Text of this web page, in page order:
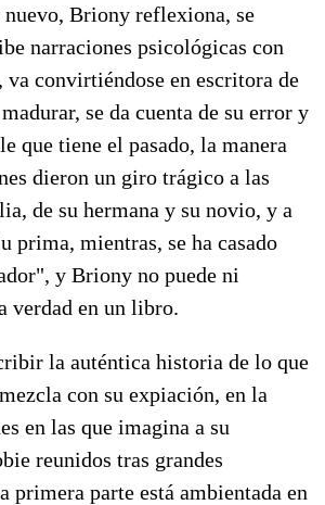
Briony reflexiona, se
narraciones psicológicas con
va convirtiéndose en escritora de
se da cuenta de su error y
que tiene el pasado, la manera
dieron un giro trágico a las
de su hermana y su novio, y a
prima, mientras, se ha casado
y Briony no puede ni
verdad en un libro.
la auténtica historia de lo que
con su expiación, en la
en las que imagina a su
reunidos tras grandes
primera parte está ambientada en